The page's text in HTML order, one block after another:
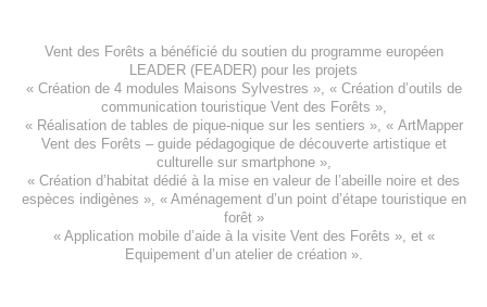
Vent des Forêts a bénéficié du soutien du programme européen
LEADER (FEADER) pour les projets
« Création de 4 modules Maisons Sylvestres », « Création d’outils de
communication touristique Vent des Forêts »,
« Réalisation de tables de pique-nique sur les sentiers », « ArtMapper
Vent des Forêts – guide pédagogique de découverte artistique et
culturelle sur smartphone »,
« Création d’habitat dédié à la mise en valeur de l’abeille noire et des
espèces indigènes », « Aménagement d’un point d’étape touristique en
forêt»
« Application mobile d’aide à la visite Vent des Forêts », et «
Equipement d’un atelier de création».